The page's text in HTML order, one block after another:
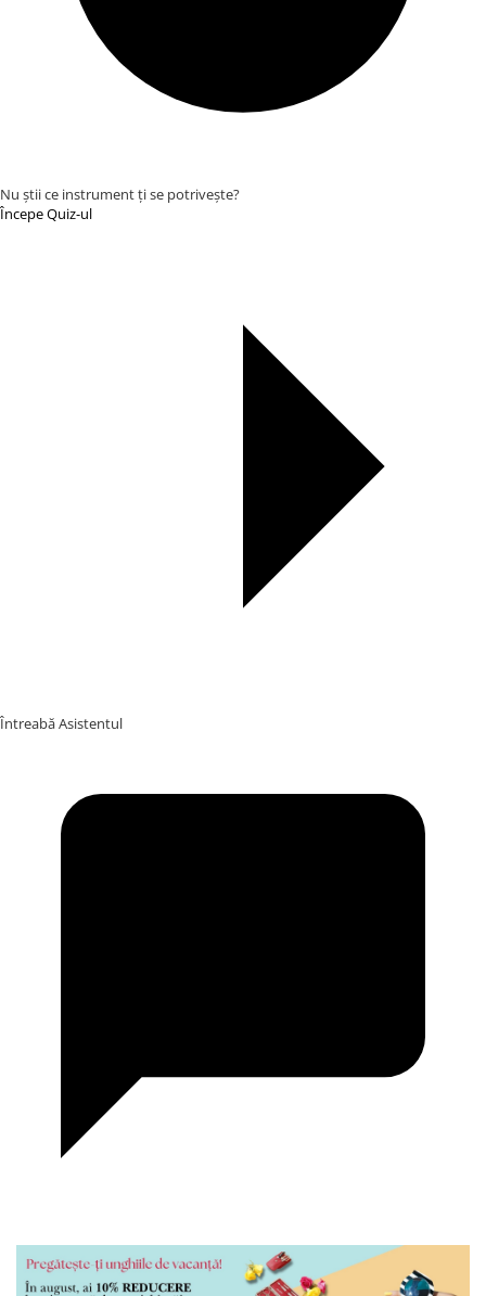
Truse manichiură călătorii
Truse manichiură bărbați
Truse manichiură-pedichiură
Nu știi ce instrument ți se potrivește?
Începe Quiz-ul
Întreabă Asistentul